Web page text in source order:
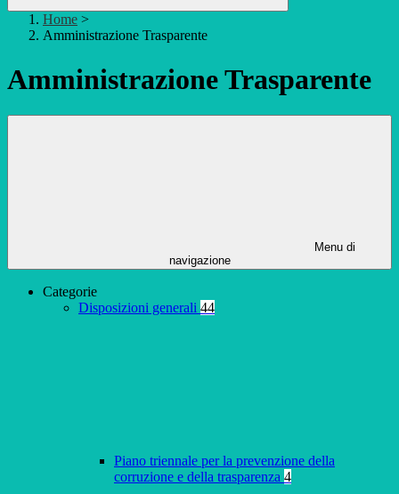
Home >
Amministrazione Trasparente
Amministrazione Trasparente
Menu di
navigazione
Categorie
Disposizioni generali 44
Piano triennale per la prevenzione della
corruzione e della trasparenza 4